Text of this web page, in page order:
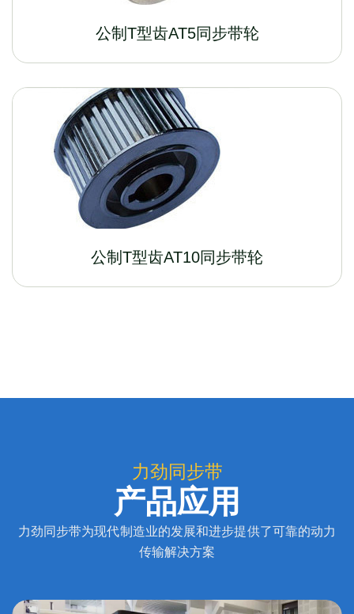
公制T型齿AT5同步带轮
公制T型齿AT10同步带轮
力劲同步带
产品应用
力劲同步带为现代制造业的发展和进步提供了可靠的动力
传输解决方案